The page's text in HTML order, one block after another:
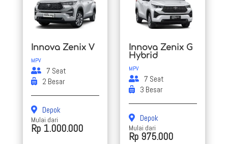
Innova Zenix V
MPV
7 Seat
2 Besar
Depok
Mulai dari
Rp 1.000.000
Innova Zenix G
Hybrid
MPV
7 Seat
3 Besar
Depok
Mulai dari
Rp 975.000